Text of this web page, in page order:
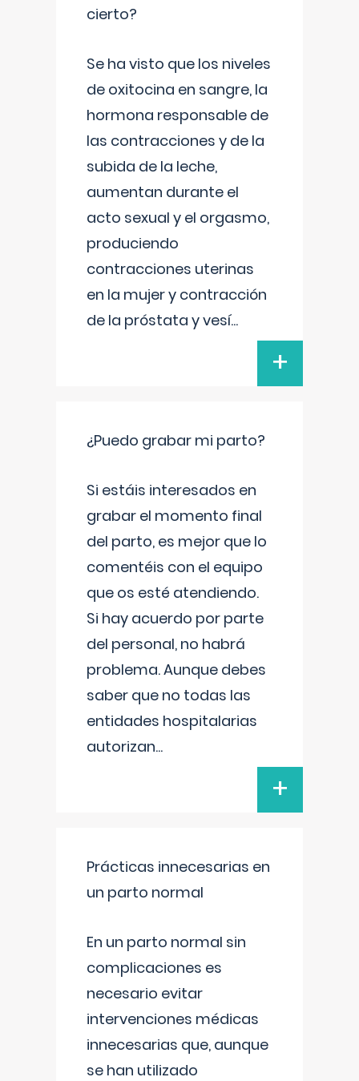
cierto?
Se ha visto que los niveles
de oxitocina en sangre, la
hormona responsable de
las contracciones y de la
subida de la leche,
aumentan durante el
acto sexual y el orgasmo,
produciendo
contracciones uterinas
en la mujer y contracción
de la próstata y vesí...
+
¿Puedo grabar mi parto?
Si estáis interesados en
grabar el momento final
del parto, es mejor que lo
comentéis con el equipo
que os esté atendiendo.
Si hay acuerdo por parte
del personal, no habrá
problema. Aunque debes
saber que no todas las
entidades hospitalarias
autorizan...
+
Prácticas innecesarias en
un parto normal
En un parto normal sin
complicaciones es
necesario evitar
intervenciones médicas
innecesarias que, aunque
se han utilizado